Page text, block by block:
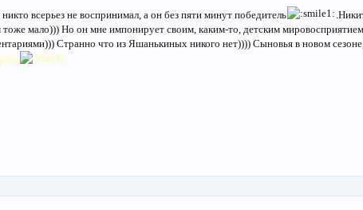
всерьез не воспринимал, а он без пяти минут победитель
тоже мало))) Но он мне импонирует своим, каким-то, детским
Странно что из Яшанькиных никого нет)))) Сыновья в новом